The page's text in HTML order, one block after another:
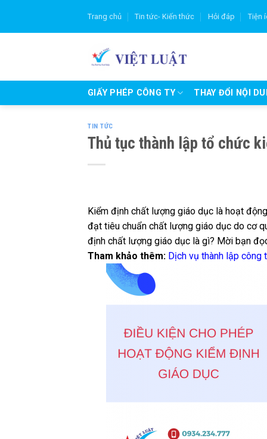
content
Trang chủ Tin tức- Kiến thức Hỏi đáp Tiện
GIẤY PHÉP CÔNG TY THAY ĐỔI NỘI
TIN TỨC
Thủ tục thành lập tổ chức
Kiểm định chất lượng giáo dục là hoạt
đạt tiêu chuẩn chất lượng giáo dục do cơ
định chất lượng giáo dục là gì? Mời bạn
Tham khảo thêm: Dịch vụ thành lập công